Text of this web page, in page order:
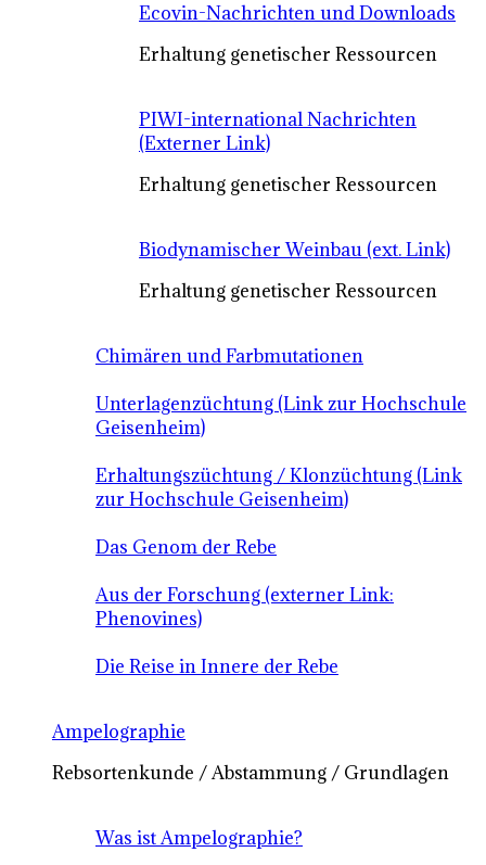
Ecovin-Nachrichten und Downloads
Erhaltung genetischer Ressourcen
PIWI-international Nachrichten
(Externer Link)
Erhaltung genetischer Ressourcen
Biodynamischer Weinbau (ext. Link)
Erhaltung genetischer Ressourcen
Chimären und Farbmutationen
Unterlagenzüchtung (Link zur Hochschule
Geisenheim)
Erhaltungszüchtung / Klonzüchtung (Link
zur Hochschule Geisenheim)
Das Genom der Rebe
Aus der Forschung (externer Link:
Phenovines)
Die Reise in Innere der Rebe
Ampelographie
Rebsortenkunde / Abstammung / Grundlagen
Was ist Ampelographie?